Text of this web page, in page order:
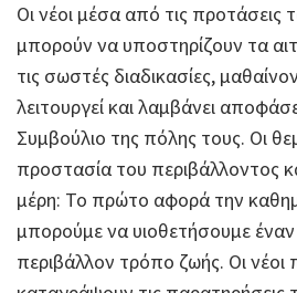
Οι νέοι μέσα από τις
μπορούν να υποστηρίζουν τα
τις σωστές διαδικασίες,
λειτουργεί και λαμβάνει
Συμβούλιο της πόλης τους. Οι
προστασία του περιβάλλοντος
μέρη: Το πρώτο αφορά την
μπορούμε να υιοθετήσουμε
περιβάλλον τρόπο ζωής. Οι